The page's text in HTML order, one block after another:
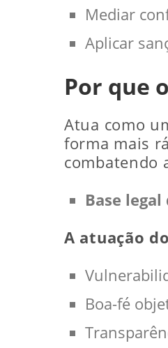
Mediar
Aplicar
Por que
Atua como
forma mais
combatendo
Base
A atuação
Boa-fé